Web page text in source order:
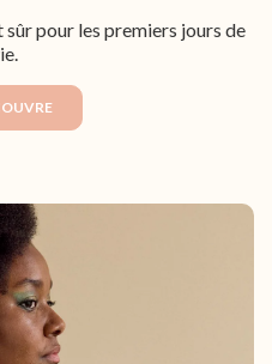
pour les premiers jours de